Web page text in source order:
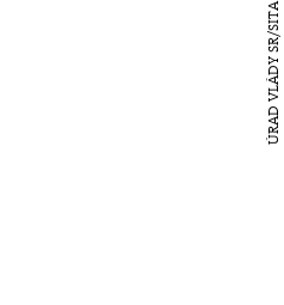
ÚRAD VLÁDY SR/SITA